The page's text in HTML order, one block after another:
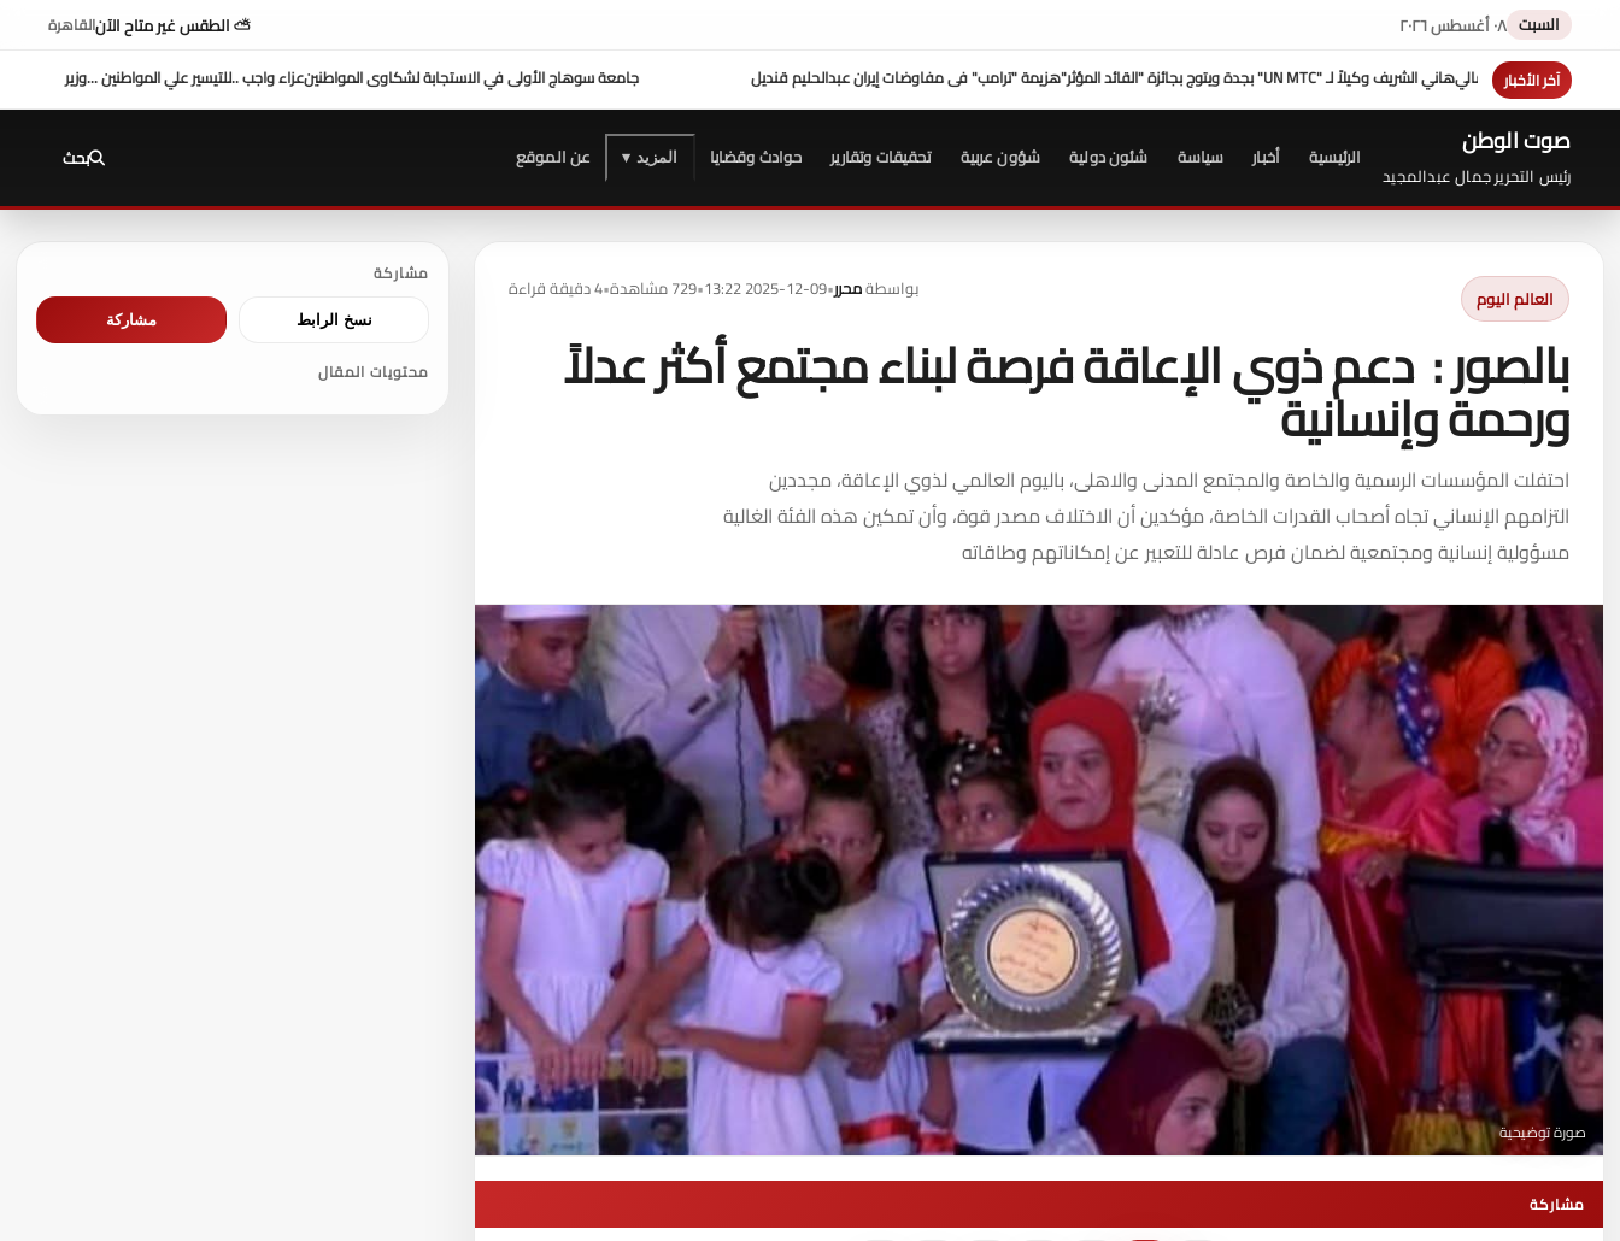
السبت ٠٨ أغسطس ٢٠٢٦ ⛅ الطقس غير متاح الآنالقاهرة
آخر الأخبار
د. طه محمد أبو الشيخ يكتب : أداء وزارة العدلللتيسير علي المواطنين ...وزير العدل يفتتح محكمة بورفؤاد الجزئية عزاء واجب ..جامعة سوهاج الأولى في الاستجابة لشكاوى المواطنينهزيمة "ترامب" فى مفاوضات إيران عبدالحليم قنديل
صوت الوطن
رئيس التحرير جمال عبدالمجيد
الرئيسية أخبار سياسة شئون دولية شؤون عربية تحقيقات وتقارير حوادث وقضايا المزيد ▾ عن الموقع بحث
العالم اليوم بواسطةمحرر•
2025-12-09 13:22
•729 مشاهدة •4 دقيقة قراءة
بالصور : دعم ذوي الإعاقة فرصة لبناء مجتمع أكثر عدلاً
ورحمة وإنسانية
احتفلت المؤسسات الرسمية والخاصة والمجتمع المدنى والاهلى، باليوم العالمي لذوي الإعاقة، مجددين
التزامهم الإنساني تجاه أصحاب القدرات الخاصة، مؤكدين أن الاختلاف مصدر قوة، وأن تمكين هذه الفئة الغالية
مسؤولية إنسانية ومجتمعية لضمان فرص عادلة للتعبير عن إمكاناتهم وطاقاته
صورة توضيحية
مشاركة
مشاركة
نسخ الرابط مشاركة
محتويات المقال